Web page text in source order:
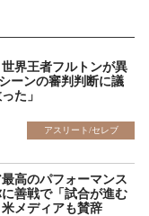
世界王者フルトンが異
ーンの審判判断に議
た」
アスリート/セレブ
高のパフォーマンス
善戦で「試合が進む
メディアも賛辞